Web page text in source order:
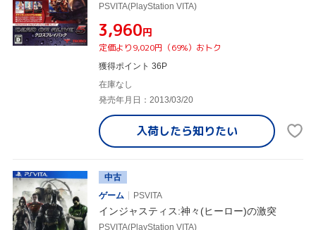
PSVITA(PlayStation VITA)
¥3,960円
定価より9,020円（69%）おトク
獲得ポイント 36P
在庫なし
発売年月日：2013/03/20
入荷したら知りたい
中古
ゲーム
PSVITA
インジャスティス:神々(ヒーロー)の激突
PSVITA(PlayStation VITA)